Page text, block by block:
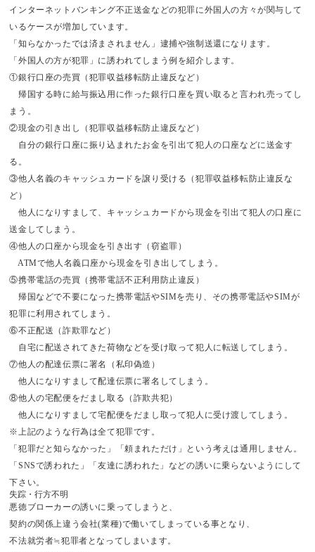
インターネットバンキング不正送金などの犯罪に外国人の方々が関与して
いるケースが増加しています。
「知らなかったでは済まされません」逮捕や強制送還になります。
「外国人の方が犯罪」に誘われてしまう例を紹介します。
①銀行口座の売買（犯罪収益移転防止違反など）
帰国する時に給与振込用に作った銀行口座を買い取ると言われ売ってし
まう。
②現金の引き出し（犯罪収益移転防止違反など）
自分の銀行口座に振り込まれたお金を引出て犯人の口座などに送金す
る。
③他人名義のキャッシュカードを譲り受ける（犯罪収益移転防止違反な
ど）
他人になりすまして、キャッシュカードから現金を引出て犯人の口座に
送金してしまう。
④他人の口座から現金を引き出す（窃盗罪）
ATMで他人名義口座から現金を引き出してしまう。
⑤携帯電話の売買（携帯電話不正利用防止違反）
帰国などで不要になった携帯電話やSIMを売り、その携帯電話やSIMが
犯罪に利用されてしまう。
⑥不正配送（詐欺罪など）
自宅に配送されてきた荷物などを受け取って犯人に転送してしまう。
⑦他人の配達伝票に署名（私印偽造）
他人になりすまして配達伝票に署名してしまう。
⑧他人の宅配便をだまし取る（詐欺共犯）
他人になりすまして宅配便をだまし取って犯人に受け渡してしまう。
※上記のような行為は全て犯罪です。
「犯罪だと知らなかった」「頼まれただけ」という考えは通用しません。
「SNSで誘われた」「友達に誘われた」などの誘いに乗らないようにして
下さい。
​失踪・行方不明
悪徳ブローカーの誘いに乗ってしまうと、
契約の関係上違う会社(業種)で働いてしまっている事となり、
不法就労者≒犯罪者となってしまいます。